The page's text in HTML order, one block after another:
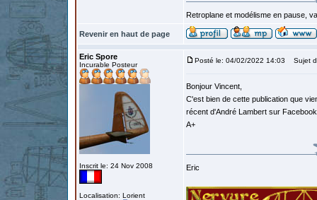
Retroplane et modélisme en pause,
Revenir en haut de page
Eric Spore
Incurable Posteur
Inscrit le: 24 Nov 2008
Localisation: Lorient
Posté le: 04/02/2022 14:03 Sujet
Bonjour Vincent,
C'est bien de cette publication que
récent d'André Lambert sur
A+
Eric